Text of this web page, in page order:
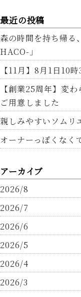
最近の投稿
森の時間を持ち帰る
HACO-」
【11月】8月1日10
【創業25周年】変
ご用意しました
親しみやすいソムリ
オーナーっぽくなく
アーカイブ
2026/8
2026/7
2026/6
2026/5
2026/4
2026/3